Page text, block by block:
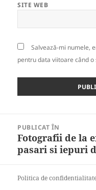
SITE WEB
Salvează-mi numele,
pentru data viitoare când o
articole
PUBLICAT ÎN
Fotografii de la
pasari si iepuri
Politica de